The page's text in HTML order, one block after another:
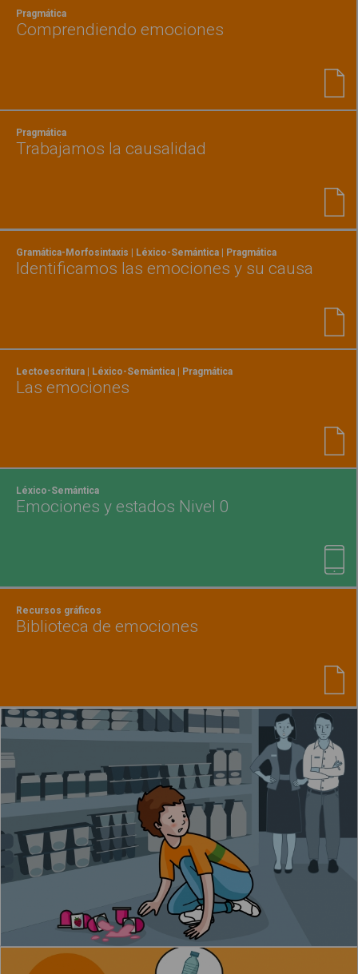
Pragmática
Comprendiendo emociones
Pragmática
Trabajamos la causalidad
Gramática-Morfosintaxis | Léxico-Semántica | Pragmática
Identificamos las emociones y su causa
Lectoescritura | Léxico-Semántica | Pragmática
Las emociones
Léxico-Semántica
Emociones y estados Nivel 0
Recursos gráficos
Biblioteca de emociones